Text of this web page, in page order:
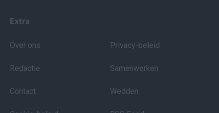
Extra
Over ons
Redactie
Contact
Privacy-beleid
Samenwerken
Wedden